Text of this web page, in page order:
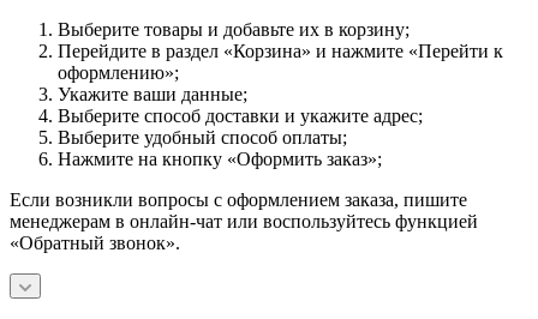
Выберите товары и добавьте их в корзину;
Перейдите в раздел «Корзина» и нажмите «Перейти к
оформлению»;
Укажите ваши данные;
Выберите способ доставки и укажите адрес;
Выберите удобный способ оплаты;
Нажмите на кнопку «Оформить заказ»;
Если возникли вопросы с оформлением заказа, пишите
менеджерам в онлайн-чат или воспользуйтесь функцией
«Обратный звонок».